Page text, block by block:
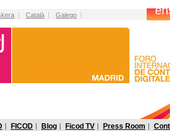
Català Galego
FICOD Blog Ficod TV Press Room